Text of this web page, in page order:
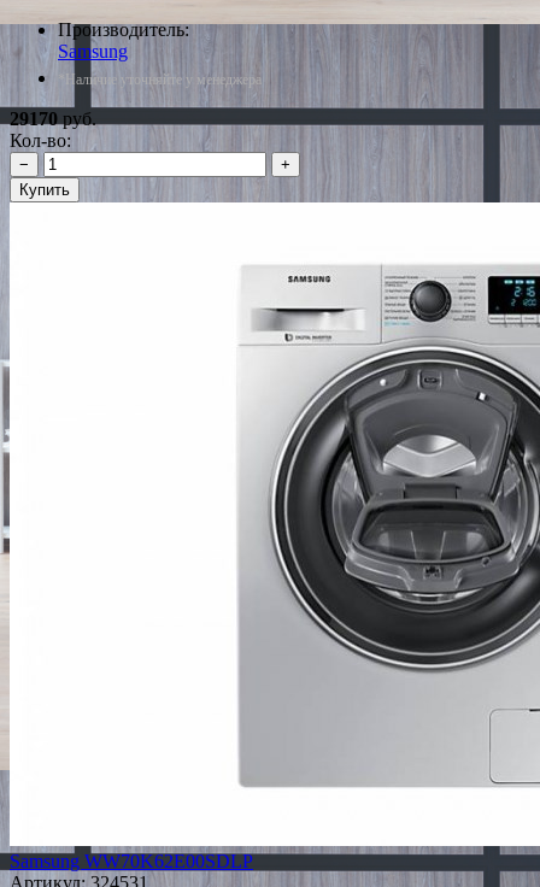
Производитель:
Samsung
*Наличие уточняйте у менеджера
29170 руб.
Кол-во:
−
+
Купить
Samsung WW70K62E00SDLP
Артикул: 324531